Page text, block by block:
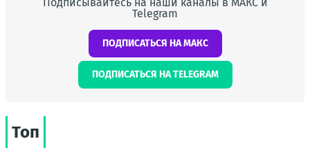
Telegram
ПОДПИСАТЬСЯ НА МАКС
ПОДПИСАТЬСЯ НА TELEGRAM
Топ